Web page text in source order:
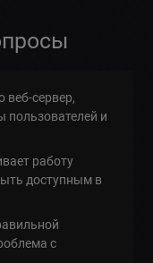
веб-сервер,
пользователей и
работу
доступным в
с